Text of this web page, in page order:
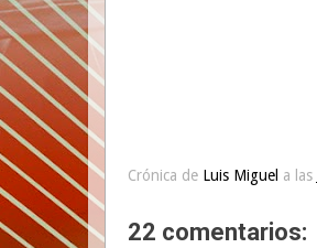
Crónica de Luis Miguel a las
22 comentarios: